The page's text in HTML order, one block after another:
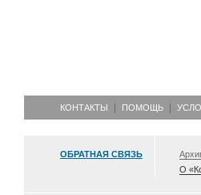
КОНТАКТЫ ПОМОЩЬ
ОБРАТНАЯ СВЯЗЬ
О